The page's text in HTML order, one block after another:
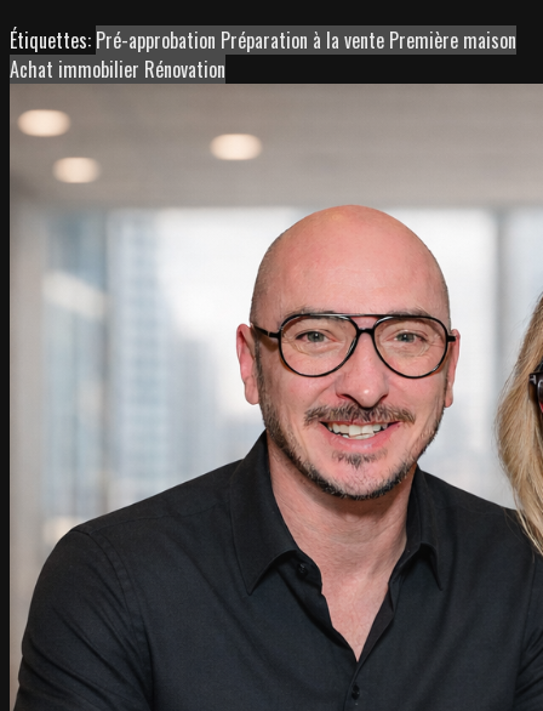
Étiquettes: Pré-approbation Préparation à la vente Première maison
Achat immobilier Rénovation